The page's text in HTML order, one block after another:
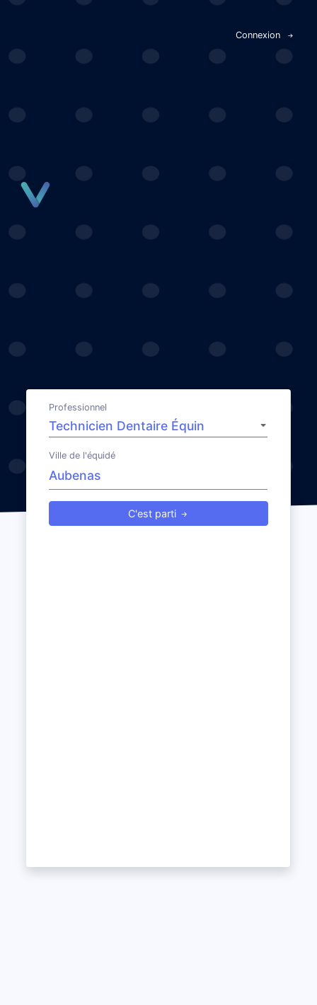
Connexion
Professionnel
Ville de l'équidé
C'est parti